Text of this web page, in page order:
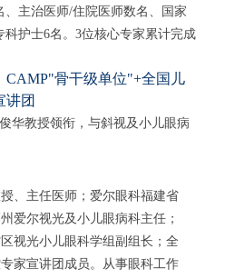
、主治医师/住院医师数名、国家
护士6名。3位核心专家累计完成
CAMP"骨干级单位"+全国儿
讲团
华教授领衔，与斜视及小儿眼病
授、主任医师；爱尔眼科福建省
爱尔视光及小儿眼病科主任；
视光小儿眼科学组副组长；全
家宣讲团成员。从事眼科工作